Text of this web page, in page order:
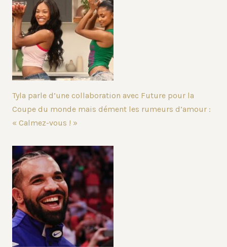
Tyla parle d’une collaboration avec Future pour la
Coupe du monde mais dément les rumeurs d’amour :
« Calmez-vous ! »